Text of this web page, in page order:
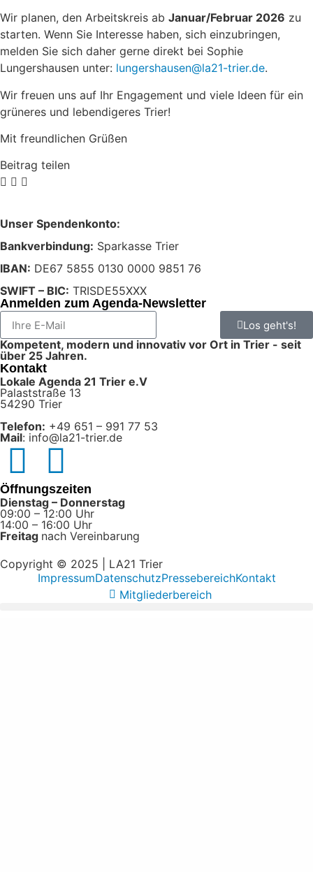
Wir planen, den Arbeitskreis ab Januar/Februar 2026 zu
starten. Wenn Sie Interesse haben, sich einzubringen,
melden Sie sich daher gerne direkt bei Sophie
Lungershausen unter: lungershausen@la21-trier.de.
Wir freuen uns auf Ihr Engagement und viele Ideen für ein
grüneres und lebendigeres Trier!
Mit freundlichen Grüßen
Beitrag teilen
Unser Spendenkonto:
Bankverbindung: Sparkasse Trier
IBAN: DE67 5855 0130 0000 9851 76
SWIFT – BIC: TRISDE55XXX
Anmelden zum Agenda-Newsletter
Los geht's!
Kompetent, modern und innovativ vor Ort in Trier - seit
über 25 Jahren.
Kontakt
Lokale Agenda 21 Trier e.V
Palaststraße 13
54290 Trier
Telefon: +49 651 – 991 77 53
Mail: info@la21-trier.de
Öffnungszeiten
Dienstag – Donnerstag
09:00 – 12:00 Uhr
14:00 – 16:00 Uhr
Freitag nach Vereinbarung
Copyright © 2025 | LA21 Trier
ImpressumDatenschutzPressebereichKontakt
Mitgliederbereich